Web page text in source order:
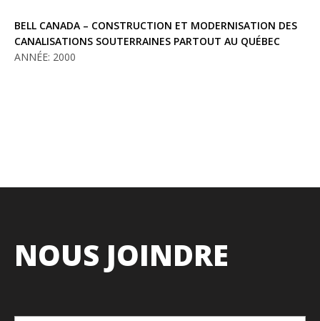
BELL CANADA – CONSTRUCTION ET MODERNISATION DES
CANALISATIONS SOUTERRAINES PARTOUT AU QUÉBEC
ANNÉE: 2000
NOUS JOINDRE